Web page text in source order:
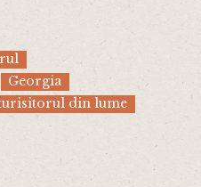
Georgia
din lume